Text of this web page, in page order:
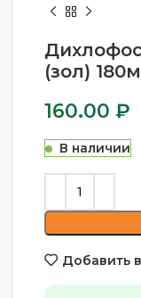
(зол)
160.00 ₽
В наличии
Добавить